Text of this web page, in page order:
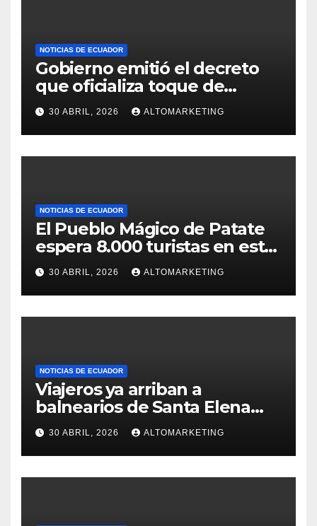
NOTICIAS DE ECUADOR
Gobierno emitió el decreto
que oficializa toque de
queda desde el 3 de mayo
30 ABRIL, 2026 ALTOMARKETING
NOTICIAS DE ECUADOR
El Pueblo Mágico de Patate
espera 8.000 turistas en este
feriado: estos son sus
atractivos
30 ABRIL, 2026 ALTOMARKETING
NOTICIAS DE ECUADOR
Viajeros ya arriban a
balnearios de Santa Elena
para disfrutar de feriado
extendido: Salinas y
Montañita con ocupación del
60 % y 100%
30 ABRIL, 2026 ALTOMARKETING